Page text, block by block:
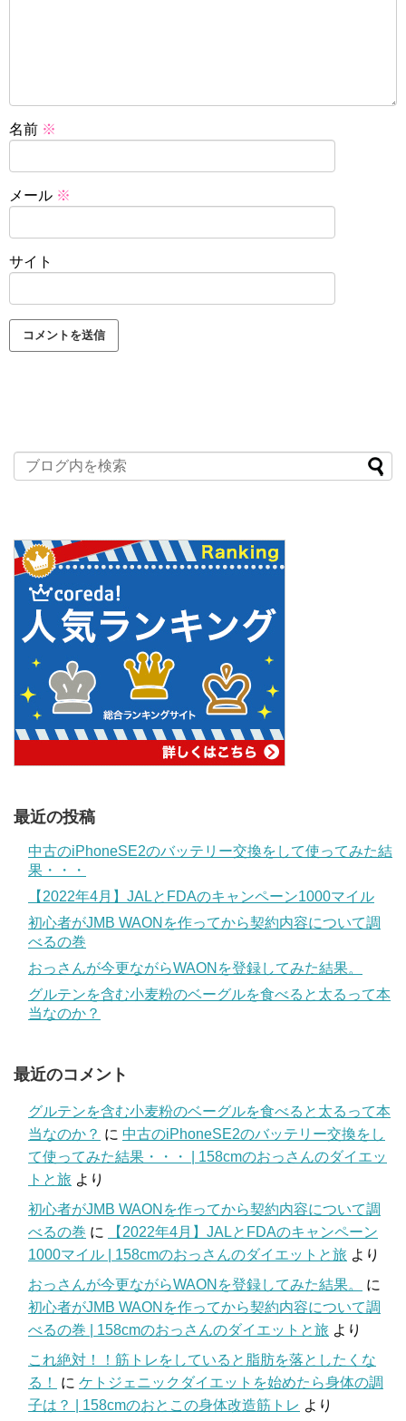
名前 ※
メール ※
サイト
最近の投稿
中古のiPhoneSE2のバッテリー交換をして使ってみた結
果・・・
【2022年4月】JALとFDAのキャンペーン1000マイル
初心者がJMB WAONを作ってから契約内容について調
べるの巻
おっさんが今更ながらWAONを登録してみた結果。
グルテンを含む小麦粉のベーグルを食べると太るって本
当なのか？
最近のコメント
グルテンを含む小麦粉のベーグルを食べると太るって本
当なのか？ に 中古のiPhoneSE2のバッテリー交換をし
て使ってみた結果・・・ | 158cmのおっさんのダイエッ
トと旅 より
初心者がJMB WAONを作ってから契約内容について調
べるの巻 に
【2022年4月】JALとFDAのキャンペーン
1000マイル | 158cmのおっさんのダイエットと旅 より
おっさんが今更ながらWAONを登録してみた結果。
に
初心者がJMB WAONを作ってから契約内容について調
べるの巻 | 158cmのおっさんのダイエットと旅 より
これ絶対！！筋トレをしていると脂肪を落としたくな
る！
に ケトジェニックダイエットを始めたら身体の調
子は？ | 158cmのおとこの身体改造筋トレ より